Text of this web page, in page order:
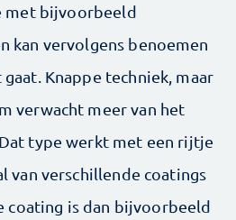
met bijvoorbeeld
kan vervolgens benoemen
Knappe techniek, maar
verwacht meer van het
type werkt met een rijtje
van verschillende coatings
coating is dan bijvoorbeeld